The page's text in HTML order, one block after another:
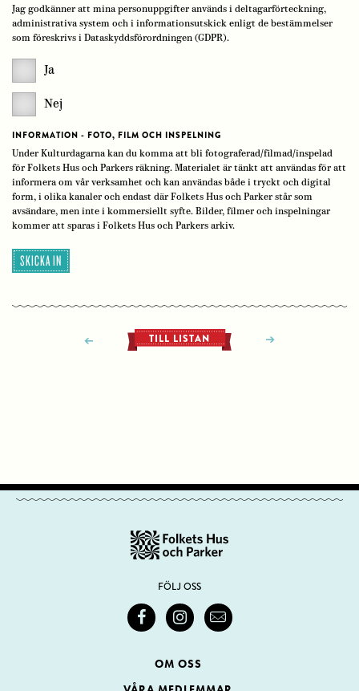
Jag godkänner att mina personuppgifter används i deltagarförteckning,
administrativa system och i informationsutskick enligt de bestämmelser
som föreskrivs i Dataskyddsförordningen (GDPR).
Ja
Nej
INFORMATION - FOTO, FILM OCH INSPELNING
Under Kulturdagarna kan du komma att bli fotograferad/filmad/inspelad
för Folkets Hus och Parkers räkning. Materialet är tänkt att användas för att
informera om vår verksamhet och kan användas både i tryckt och digital
form, i olika kanaler och endast där Folkets Hus och Parker står som
avsändare, men inte i kommersiellt syfte. Bilder, filmer och inspelningar
kommer att sparas i Folkets Hus och Parkers arkiv.
SKICKA IN
TILL LISTAN
FÖLJ OSS
OM OSS